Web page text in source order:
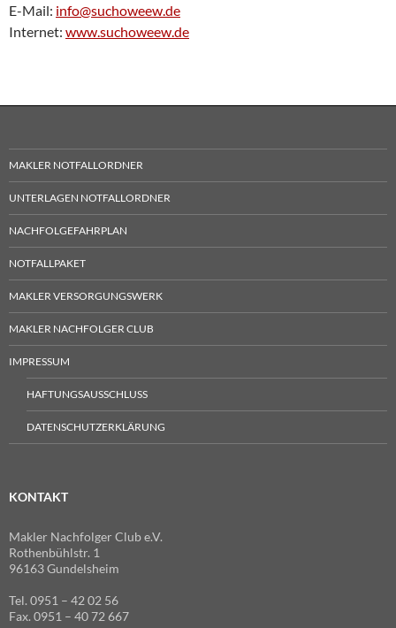
E-Mail: info@suchoweew.de
Internet: www.suchoweew.de
MAKLER NOTFALLORDNER
UNTERLAGEN NOTFALLORDNER
NACHFOLGEFAHRPLAN
NOTFALLPAKET
MAKLER VERSORGUNGSWERK
MAKLER NACHFOLGER CLUB
IMPRESSUM
HAFTUNGSAUSSCHLUSS
DATENSCHUTZERKLÄRUNG
KONTAKT
Makler Nachfolger Club e.V.
Rothenbühlstr. 1
96163 Gundelsheim
Tel. 0951 – 42 02 56
Fax. 0951 – 40 72 667